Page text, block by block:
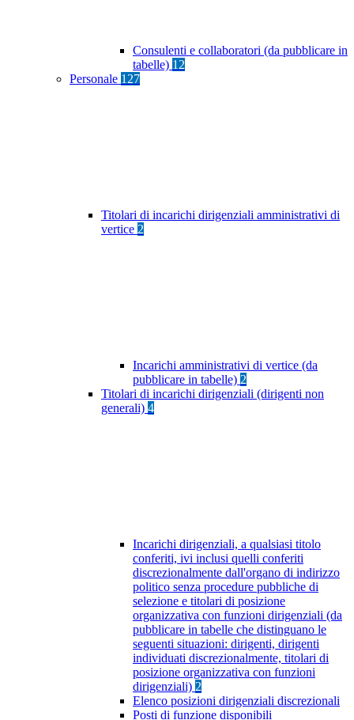
Consulenti e collaboratori (da pubblicare in
tabelle) 12
Personale 127
Titolari di incarichi dirigenziali amministrativi di
vertice 2
Incarichi amministrativi di vertice (da
pubblicare in tabelle) 2
Titolari di incarichi dirigenziali (dirigenti non
generali) 4
Incarichi dirigenziali, a qualsiasi titolo
conferiti, ivi inclusi quelli conferiti
discrezionalmente dall'organo di indirizzo
politico senza procedure pubbliche di
selezione e titolari di posizione
organizzativa con funzioni dirigenziali (da
pubblicare in tabelle che distinguano le
seguenti situazioni: dirigenti, dirigenti
individuati discrezionalmente, titolari di
posizione organizzativa con funzioni
dirigenziali) 2
Elenco posizioni dirigenziali discrezionali
Posti di funzione disponibili